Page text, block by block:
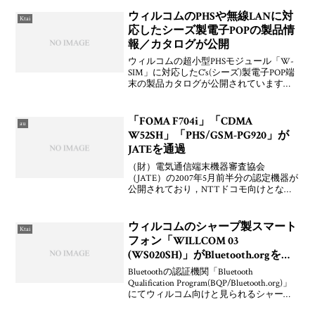
的なチューニングに時間がかかっている
ため
Ktai
ウィルコムのPHSや無線LANに対
応したシーズ製電子POPの製品情
報／カタログが公開
ウィルコムの超小型PHSモジュール「W-
SIM」に対応したC's(シーズ)製電子POP端
末の製品カタログが公開されています。
あった次世代電子POPってやつですか
ね？P
au
「FOMA F704i」「CDMA
W52SH」「PHS/GSM-PG920」が
JATEを通過
（財）電気通信端末機器審査協会
（JATE）の2007年5月前半分の認定機器が
公開されており，NTTドコモ向けとなる
くウィルコムとのローミング用だと思
Ktai
ウィルコムのシャープ製スマート
フォン「WILLCOM 03
(WS020SH)」がBluetooth.orgを通
過
Bluetoothの認証機関「Bluetooth
Qualification Program(BQP/Bluetooth.org)」
にてウィルコム向けと見られるシャープ